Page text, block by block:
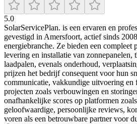
5.0
SolarServicePlan. is een ervaren en
gevestigd in Amersfoort, actief sinds
energiebranche. Ze bieden een compleet
levering en installatie van zonnepanelen,
laadpalen, evenals onderhoud,
prijzen het bedrijf consequent voor hun
communicatie, vakkundige uitvoering
projecten zoals verbouwingen en
onafhankelijke scores op platformen
geloofwaardige, persoonlijke reviews,
voren als een betrouwbare partner voor